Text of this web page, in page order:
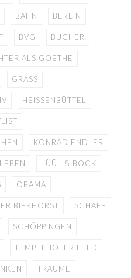
BAHN BERLIN
BVG BÜCHER
ALS GOETHE
GRASS
HEISSENBÜTTEL
KONRAD ENDLER
LÜÜL & BOCK
OBAMA
BIERHORST SCHAFE
SCHÖPPINGEN
TEMPELHOFER FELD
TRÄUME